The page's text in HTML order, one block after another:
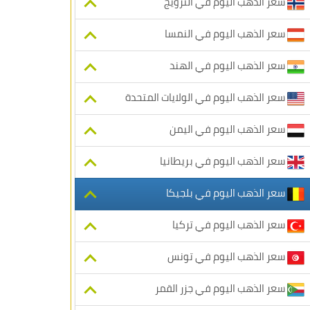
سعر الذهب اليوم في النمسا
سعر الذهب اليوم في الهند
سعر الذهب اليوم في الولايات المتحدة
سعر الذهب اليوم في اليمن
سعر الذهب اليوم في بريطانيا
سعر الذهب اليوم في بلجيكا
سعر الذهب اليوم في تركيا
سعر الذهب اليوم في تونس
سعر الذهب اليوم في جزر القمر